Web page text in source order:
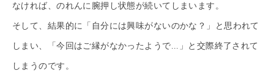
なければ、のれんに腕押し状態が続いてしまいます。
そして、結果的に「自分には興味がないのかな？」と思われて
しまい、「今回はご縁がなかったようで...」と交際終了されて
しまうのです。